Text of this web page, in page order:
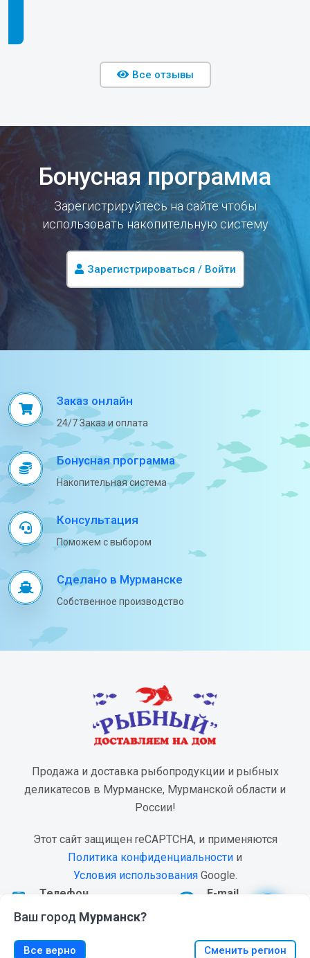
Все отзывы
Бонусная программа
Зарегистрируйтесь на сайте чтобы
использовать накопительную систему
Зарегистрироваться / Войти
Заказ онлайн
24/7 Заказ и оплата
Бонусная программа
Накопительная система
Консультация
Поможем с выбором
Сделано в Мурманске
Собственное производство
Продажа и доставка рыбопродукции и рыбных
деликатесов в Мурманске, Мурманской области и
России!
Этот сайт защищен reCAPTCHA, и применяются
Политика конфиденциальности и
Условия использованияGoogle.
Телефон
+7(8152) 20-88-22
E-mail
Ваш город Мурманск?
Все верно Сменить регион
Нажмите
и выберете «На экран Домой»
Мы используем файлы cookie